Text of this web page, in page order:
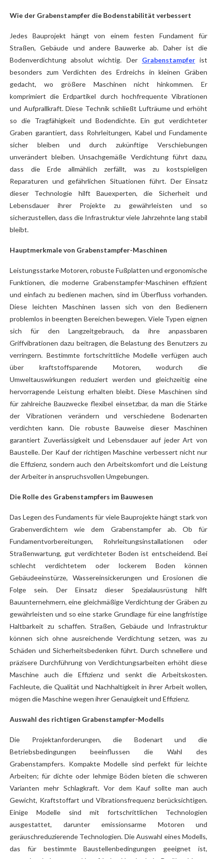
Wie der Grabenstampfer die Bodenstabilität verbessert
Jedes Bauprojekt hängt von einem festen Fundament für
Straßen, Gebäude und andere Bauwerke ab. Daher ist die
Bodenverdichtung absolut wichtig. Der Grabenstampferist
besonders zum Verdichten des Erdreichs in kleinen Gräben
gedacht, wo größere Maschinen nicht hinkommen. Er
komprimiert die Erdpartikel durch hochfrequente Vibrationen
und Aufprallkraft. Diese Technik schließt Lufträume und erhöht
so die Tragfähigkeit und Bodendichte. Ein gut verdichteter
Graben garantiert, dass Rohrleitungen, Kabel und Fundamente
sicher bleiben und durch zukünftige Verschiebungen
unverändert bleiben. Unsachgemäße Verdichtung führt dazu,
dass die Erde allmählich zerfällt, was zu kostspieligen
Reparaturen und gefährlichen Situationen führt. Der Einsatz
dieser Technologie hilft Bauexperten, die Sicherheit und
Lebensdauer ihrer Projekte zu gewährleisten und so
sicherzustellen, dass die Infrastruktur viele Jahrzehnte lang stabil
bleibt.
Hauptmerkmale von Grabenstampfer-Maschinen
Leistungsstarke Motoren, robuste Fußplatten und ergonomische
Funktionen, die moderne Grabenstampfer-Maschinen effizient
und einfach zu bedienen machen, sind im Überfluss vorhanden.
Diese leichten Maschinen lassen sich von den Bedienern
problemlos in beengten Bereichen bewegen. Viele Typen eignen
sich für den Langzeitgebrauch, da ihre anpassbaren
Griffvibrationen dazu beitragen, die Belastung des Benutzers zu
verringern. Bestimmte fortschrittliche Modelle verfügen auch
über kraftstoffsparende Motoren, wodurch die
Umweltauswirkungen reduziert werden und gleichzeitig eine
hervorragende Leistung erhalten bleibt. Diese Maschinen sind
für zahlreiche Bauzwecke flexibel einsetzbar, da man die Stärke
der Vibrationen verändern und verschiedene Bodenarten
verdichten kann. Die robuste Bauweise dieser Maschinen
garantiert Zuverlässigkeit und Lebensdauer auf jeder Art von
Baustelle. Der Kauf der richtigen Maschine verbessert nicht nur
die Effizienz, sondern auch den Arbeitskomfort und die Leistung
der Arbeiter in anspruchsvollen Umgebungen.
Die Rolle des Grabenstampfers im Bauwesen
Das Legen des Fundaments für viele Bauprojekte hängt stark von
Grabenverdichtern wie dem Grabenstampfer ab. Ob für
Fundamentvorbereitungen, Rohrleitungsinstallationen oder
Straßenwartung, gut verdichteter Boden ist entscheidend. Bei
schlecht verdichtetem oder lockerem Boden können
Gebäudeeinstürze, Wassereinsickerungen und Erosionen die
Folge sein. Der Einsatz dieser Spezialausrüstung hilft
Bauunternehmern, eine gleichmäßige Verdichtung der Gräben zu
gewährleisten und so eine starke Grundlage für eine langfristige
Haltbarkeit zu schaffen. Straßen, Gebäude und Infrastruktur
können sich ohne ausreichende Verdichtung setzen, was zu
Schäden und Sicherheitsbedenken führt. Durch schnellere und
präzisere Durchführung von Verdichtungsarbeiten erhöht diese
Maschine auch die Effizienz und senkt die Arbeitskosten.
Fachleute, die Qualität und Nachhaltigkeit in ihrer Arbeit wollen,
mögen die Maschine wegen ihrer Genauigkeit und Effizienz.
Auswahl des richtigen Grabenstampfer-Modells
Die Projektanforderungen, die Bodenart und die
Betriebsbedingungen beeinflussen die Wahl des
Grabenstampfers. Kompakte Modelle sind perfekt für leichte
Arbeiten; für dichte oder lehmige Böden bieten die schweren
Varianten mehr Schlagkraft. Vor dem Kauf sollte man auch
Gewicht, Kraftstoffart und Vibrationsfrequenz berücksichtigen.
Einige Modelle sind mit fortschrittlichen Technologien
ausgestattet, darunter emissionsarme Motoren und
geräuschreduzierende Technologien. Die Auswahl eines Modells,
das für bestimmte Baustellenbedingungen geeignet ist,